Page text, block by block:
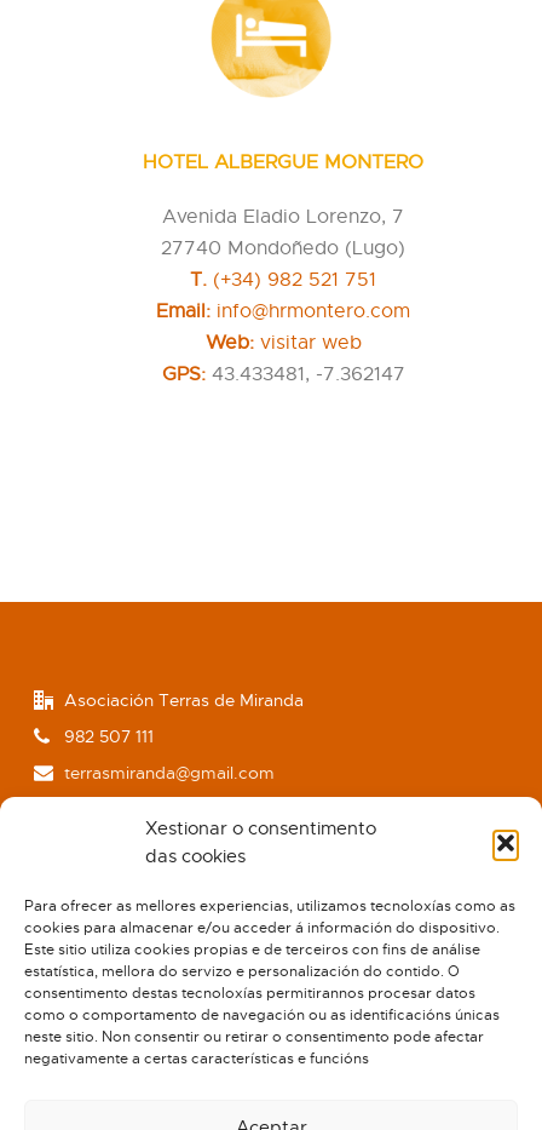
Xestionar o consentimento
das cookies
Para ofrecer as mellores experiencias, utilizamos tecnoloxías como as
cookies para almacenar e/ou acceder á información do dispositivo.
Este sitio utiliza cookies propias e de terceiros con fins de análise
estatística, mellora do servizo e personalización do contido. O
consentimento destas tecnoloxías permitirannos procesar datos
como o comportamento de navegación ou as identificacións únicas
neste sitio. Non consentir ou retirar o consentimento pode afectar
negativamente a certas características e funcións
HOTEL ALBERGUE MONTERO
Avenida Eladio Lorenzo, 7
27740 Mondoñedo (Lugo)
T. (+34) 982 521 751
Email: info@hrmontero.com
Web: visitar web
GPS:43.433481, -7.362147
Asociación Terras de Miranda
982 507 111
terrasmiranda@gmail.com